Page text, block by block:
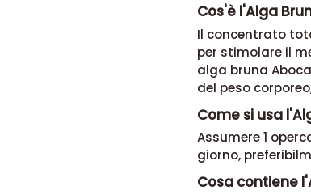
Cos'è l'Alga
Il concentrato
per stimolare il
alga bruna Aboca
del peso corporeo
Come si usa
Assumere 1
giorno,
Cosa contiene